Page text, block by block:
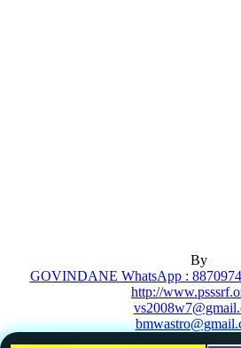
By
GOVINDANE WhatsApp :
http://